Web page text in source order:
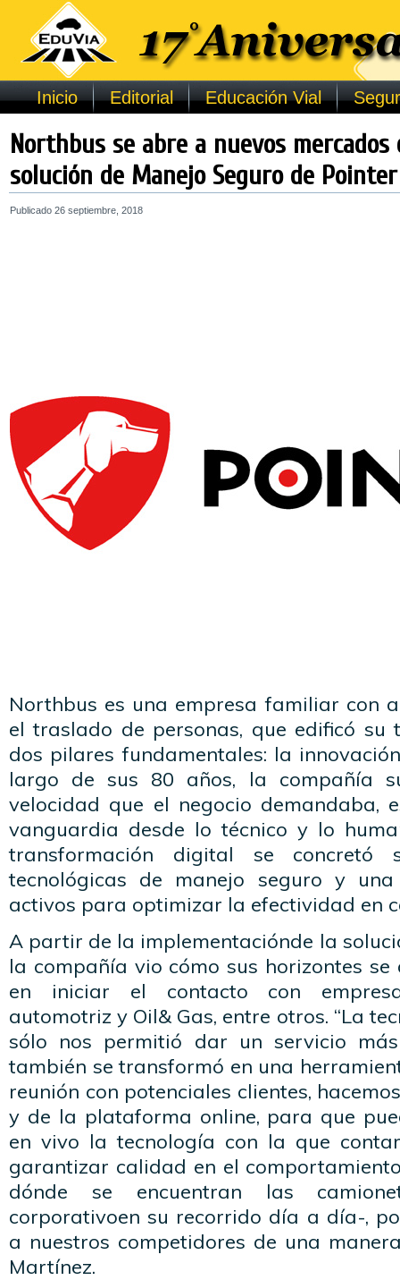
Inicio Editorial Educación Vial
Northbus se abre a nuevos mercados
solución de Manejo Seguro de Pointer
Publicado 26 septiembre, 2018
Northbus es una empresa familiar con
el traslado de personas, que edificó
dos pilares fundamentales: la
largo de sus 80 años, la compañía
velocidad que el negocio demandaba,
vanguardia desde lo técnico y lo
transformación digital se concretó
tecnológicas de manejo seguro y
activos para optimizar la efectividad en
A partir de la implementaciónde la
la compañía vio cómo sus horizontes
en iniciar el contacto con
automotriz y Oil& Gas, entre otros. “La
sólo nos permitió dar un servicio
también se transformó en una
reunión con potenciales clientes,
y de la plataforma online, para que
en vivo la tecnología con la que
garantizar calidad en el
dónde se encuentran las
corporativoen su recorrido día a día-,
a nuestros competidores de una
Martínez.